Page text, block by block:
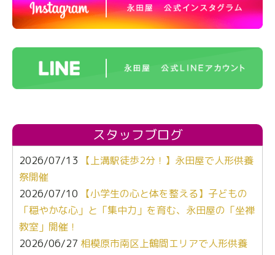
スタッフブログ
2026/07/13
【上溝駅徒歩2分！】永田屋で人形供養
祭開催
2026/07/10
【小学生の心と体を整える】子どもの
「穏やかな心」と「集中力」を育む、永田屋の「坐禅
教室」開催！
2026/06/27 相模原市南区上鶴間エリアで人形供養